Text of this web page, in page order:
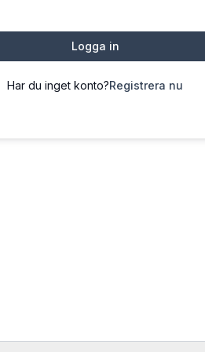
Logga in
Har du inget konto?Registrera nu